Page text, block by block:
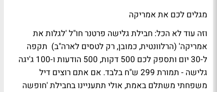
מגלים לכם את אמריקה
וזה עוד לא הכל: חבילת גלישה פרטנר חו"ל 'לגלות את
אמריקה' (הרלוונטית, כמובן, רק לטסים לארה"ב) תקפה
ל-30 יום ותספק לכם 500 דקות, 500 הודעות ו-100 ג'יגה
גלישה - תמורת 299 ש"ח בלבד. אם אתם רוצים דיל
משפחתי משתלם באמת, אולי תתעניינו בחבילת 'חופשה